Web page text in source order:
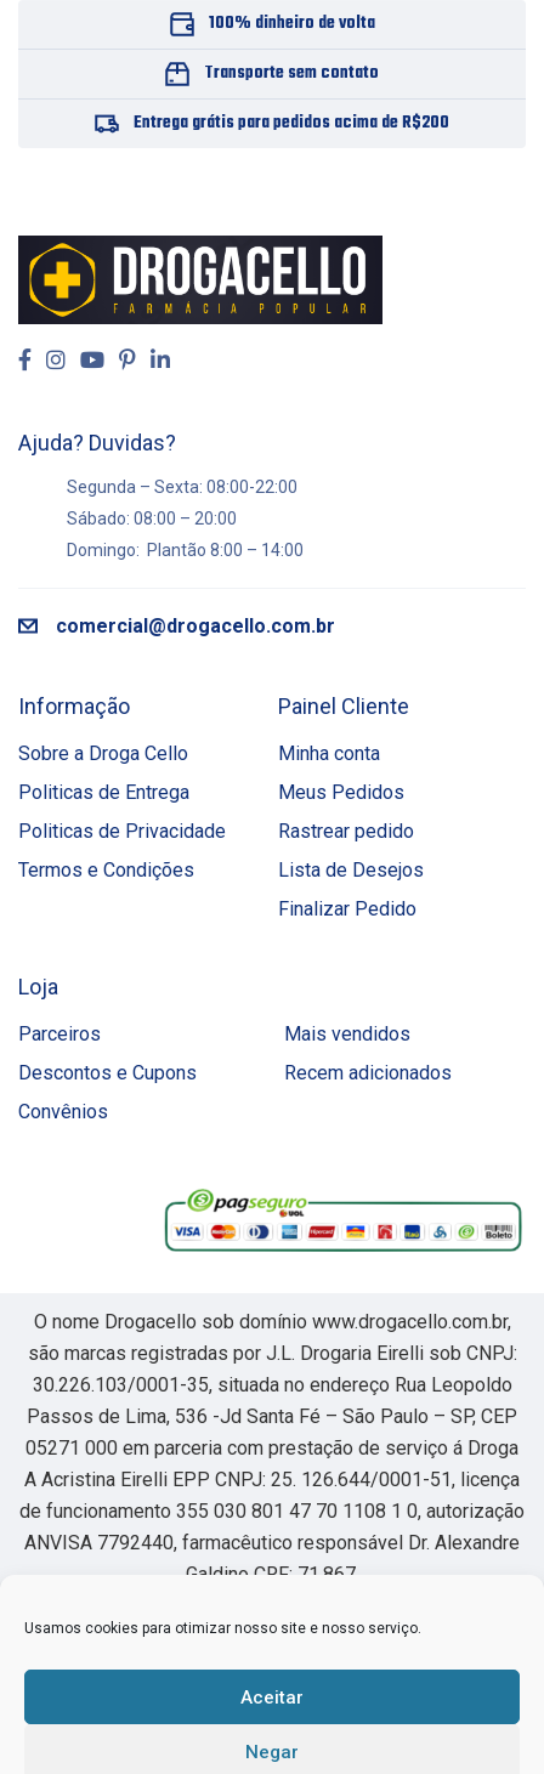
Usamos cookies para otimizar nosso site e nosso serviço.
Aceitar
Negar
100% dinheiro de volta
Transporte sem contato
Entrega grátis para pedidos acima de R$200
Ajuda? Duvidas?
Segunda – Sexta: 08:00-22:00
Sábado: 08:00 – 20:00
Domingo: Plantão 8:00 – 14:00
comercial@drogacello.com.br
Informação
Sobre a Droga Cello
Politicas de Entrega
Politicas de Privacidade
Termos e Condições
Painel Cliente
Minha conta
Meus Pedidos
Rastrear pedido
Lista de Desejos
Finalizar Pedido
Loja
Parceiros
Mais vendidos
Descontos e Cupons
Recem adicionados
Convênios
O nome Drogacello sob domínio www.drogacello.com.br,
são marcas registradas por J.L. Drogaria Eirelli sob CNPJ:
30.226.103/0001-35, situada no endereço Rua Leopoldo
Passos de Lima, 536 -Jd Santa Fé – São Paulo – SP, CEP
05271 000 em parceria com prestação de serviço á Droga
A Acristina Eirelli EPP CNPJ: 25. 126.644/0001-51, licença
de funcionamento 355 030 801 47 70 1108 1 0, autorização
ANVISA 7792440, farmacêutico responsável Dr. Alexandre
Galdino CRF: 71.867.
Horário de funcionamento segunda à sexta das 8:00 as
22hs, sábado das 8:00 as 18hs.
Os medicamentos sob prescrição médica só serão
dispensados mediante à apresentação da receita médica, a